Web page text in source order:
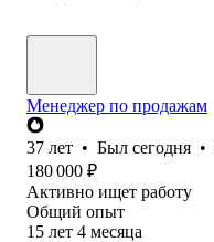
Менеджер по продажам
37 лет • Был сегодня •
180 000 ₽
Активно ищет работу
Общий опыт
15 лет 4 месяца